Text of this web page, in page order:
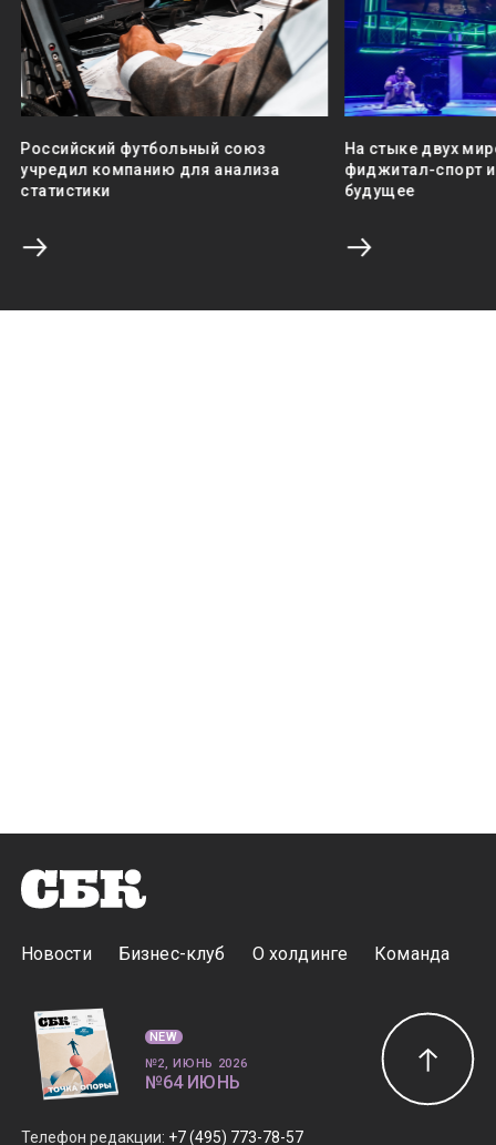
Российский футбольный союз
учредил компанию для анализа
статистики
На стыке двух
фиджитал-спорт
будущее
Новости Бизнес-клуб О холдинге Команда
Телефон редакции: +7 (495) 773-78-57
NEW
№2, ИЮНЬ 2026
№64 ИЮНЬ